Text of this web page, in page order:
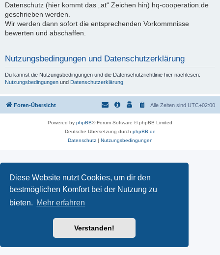
Diese Website nutzt Cookies, um dir den
bestmöglichen Komfort bei der Nutzung zu
bieten. Mehr erfahren
Verstanden!
Datenschutz (hier kommt das „at“ Zeichen hin) hq-cooperation.de
geschrieben werden.
Wir werden dann sofort die entsprechenden Vorkommnisse
bewerten und abschaffen.
Nutzungsbedingungen und Datenschutzerklärung
Du kannst die Nutzungsbedingungen und die Datenschutzrichtlinie hier nachlesen:
Nutzungsbedingungen und Datenschutzerklärung
Foren-Übersicht Alle Zeiten sind UTC+02:00
Powered by phpBB® Forum Software © phpBB Limited
Deutsche Übersetzung durch phpBB.de
Datenschutz| Nutzungsbedingungen